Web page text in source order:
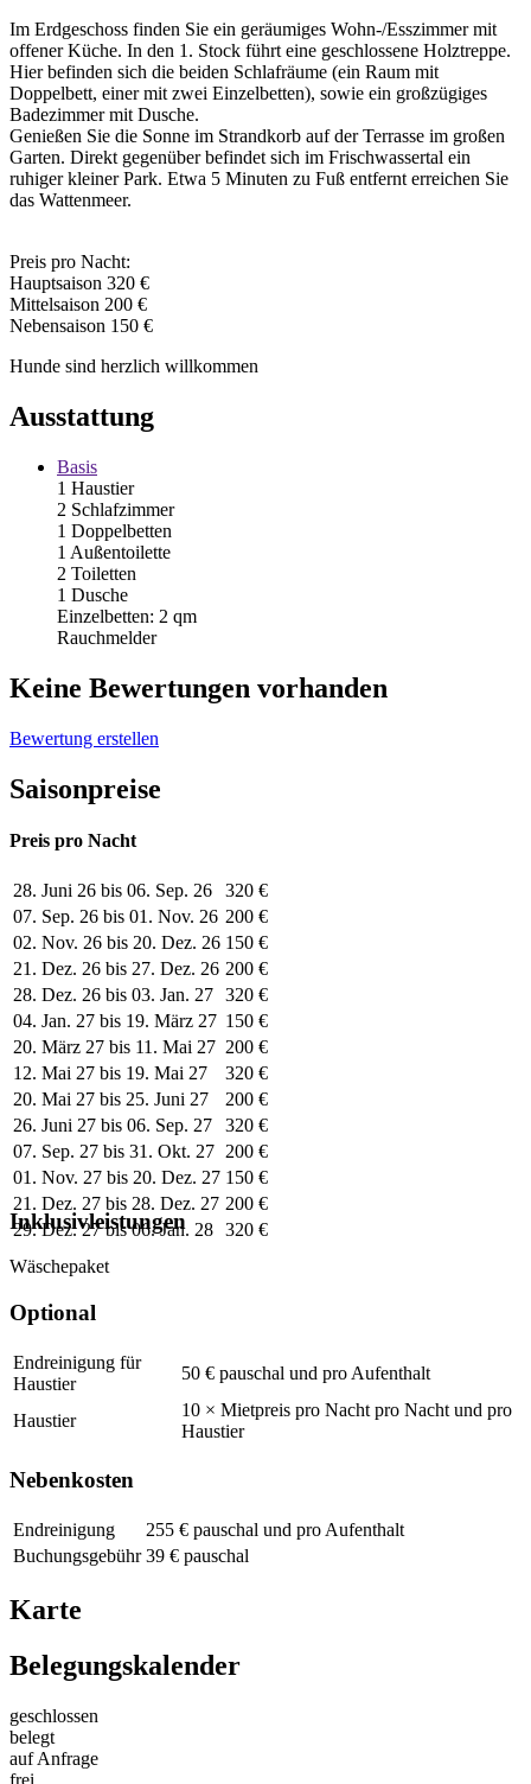
Im Erdgeschoss finden Sie ein geräumiges Wohn-/Esszimmer mit
offener Küche. In den 1. Stock führt eine geschlossene Holztreppe.
Hier befinden sich die beiden Schlafräume (ein Raum mit
Doppelbett, einer mit zwei Einzelbetten), sowie ein großzügiges
Badezimmer mit Dusche.
Genießen Sie die Sonne im Strandkorb auf der Terrasse im großen
Garten. Direkt gegenüber befindet sich im Frischwassertal ein
ruhiger kleiner Park. Etwa 5 Minuten zu Fuß entfernt erreichen Sie
das Wattenmeer.
Preis pro Nacht:
Hauptsaison 320 €
Mittelsaison 200 €
Nebensaison 150 €
Hunde sind herzlich willkommen
Ausstattung
Basis
1 Haustier
2 Schlafzimmer
1 Doppelbetten
1 Außentoilette
2 Toiletten
1 Dusche
Einzelbetten: 2 qm
Rauchmelder
Keine Bewertungen vorhanden
Bewertung erstellen
Saisonpreise
Preis pro Nacht
28. Juni 26 bis 06. Sep. 26
320 €
07. Sep. 26 bis 01. Nov. 26 200 €
02. Nov. 26 bis 20. Dez. 26 150 €
21. Dez. 26 bis 27. Dez. 26 200 €
28. Dez. 26 bis 03. Jan. 27 320 €
04. Jan. 27 bis 19. März 27 150 €
20. März 27 bis 11. Mai 27 200 €
12. Mai 27 bis 19. Mai 27
320 €
20. Mai 27 bis 25. Juni 27
200 €
26. Juni 27 bis 06. Sep. 27
320 €
07. Sep. 27 bis 31. Okt. 27 200 €
01. Nov. 27 bis 20. Dez. 27 150 €
21. Dez. 27 bis 28. Dez. 27 200 €
29. Dez. 27 bis 06. Jan. 28 320 €
Inklusivleistungen
Wäschepaket
Optional
Endreinigung für
Haustier
50 € pauschal und pro Aufenthalt
Haustier
10 × Mietpreis pro Nacht pro Nacht und pro
Haustier
Nebenkosten
Endreinigung
255 € pauschal und pro Aufenthalt
Buchungsgebühr 39 € pauschal
Karte
Belegungskalender
geschlossen
belegt
auf Anfrage
frei